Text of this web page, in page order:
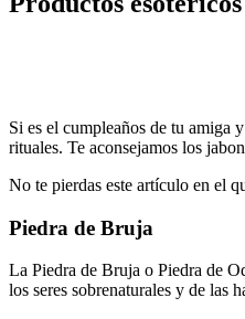
Si es el cumpleaños de tu amiga
rituales. Te aconsejamos los
No te pierdas este artículo en el
Piedra de Bruja
La Piedra de Bruja o Piedra de
los seres sobrenaturales y de las